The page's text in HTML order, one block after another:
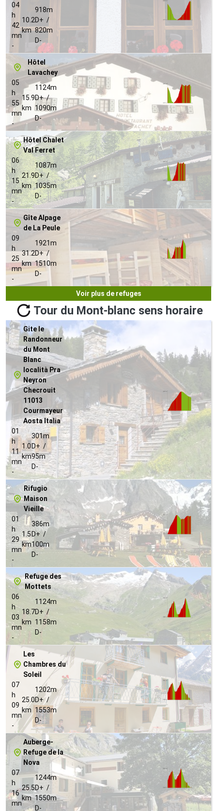
04
h
42
mn
-
10.2
km
918m
D+ /
820m
D-
Hôtel
Lavachey
05
h
55
mn
-
15.9
km
1124m
D+ /
1090m
D-
Hôtel Chalet
Val Ferret
06
h
15
mn
-
21.9
km
1087m
D+ /
1035m
D-
Gîte Alpage
de La Peule
09
h
25
mn
-
31.2
km
1921m
D+ /
1510m
D-
Voir plus de refuges
Tour du Mont-blanc sens horaire
Gite le
Randonneur
du Mont
Blanc
località Pra
Neyron
Checrouit
11013
Courmayeur
Aosta Italia
01
h
11
mn
-
1.0
km
301m
D+ /
95m
D-
Rifugio
Maison
Vieille
01
h
29
mn
-
1.5
km
386m
D+ /
100m
D-
Refuge des
Mottets
06
h
03
mn
-
18.7
km
1124m
D+ /
1158m
D-
Les
Chambres du
Soleil
07
h
09
mn
-
25.0
km
1202m
D+ /
1553m
D-
Auberge-
Refuge de la
Nova
07
h
16
mn
25.5
km
1244m
D+ /
1550m
D-